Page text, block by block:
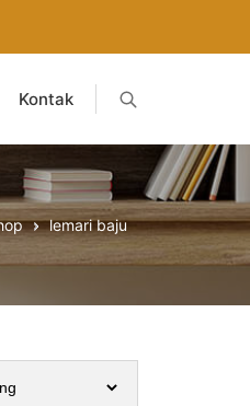
Kontak
lemari baju